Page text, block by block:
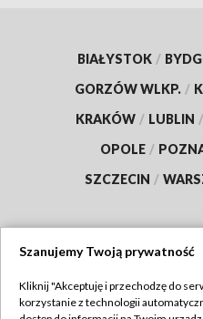
BIAŁYSTOK /
GORZÓW WLKP. /
KRAKÓW / LUBLIN /
OPOLE /
SZCZECIN /
Szanujemy Twoją prywatność
Kliknij "Akceptuję i przechodzę do
korzystanie z technologii